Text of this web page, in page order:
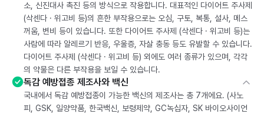
소, 신진대사 촉진 등의 방식으로 작용합니다. 대표적인 다이어트 주사제
(삭센다 · 위고비 등)의 흔한 부작용으로는 오심, 구토, 복통, 설사, 메스
꺼움, 변비 등이 있습니다. 또한 다이어트 주사제 (삭센다 · 위고비 등)는
사람에 따라 알레르기 반응, 우울증, 자살 충동 등도 유발할 수 있습니다.
다이어트 주사제 (삭센다 · 위고비 등) 외에도 여러 종류가 있으며, 각각
의 약물은 다른 부작용을 보일 수 있습니다.
독감 예방접종 제조사와 백신
국내에서 독감 예방접종이 가능한 백신의 제조사는 총 7개에요. (사노
피, GSK, 일양약품, 한국백신, 보령제약, GC녹십자, SK 바이오사이언